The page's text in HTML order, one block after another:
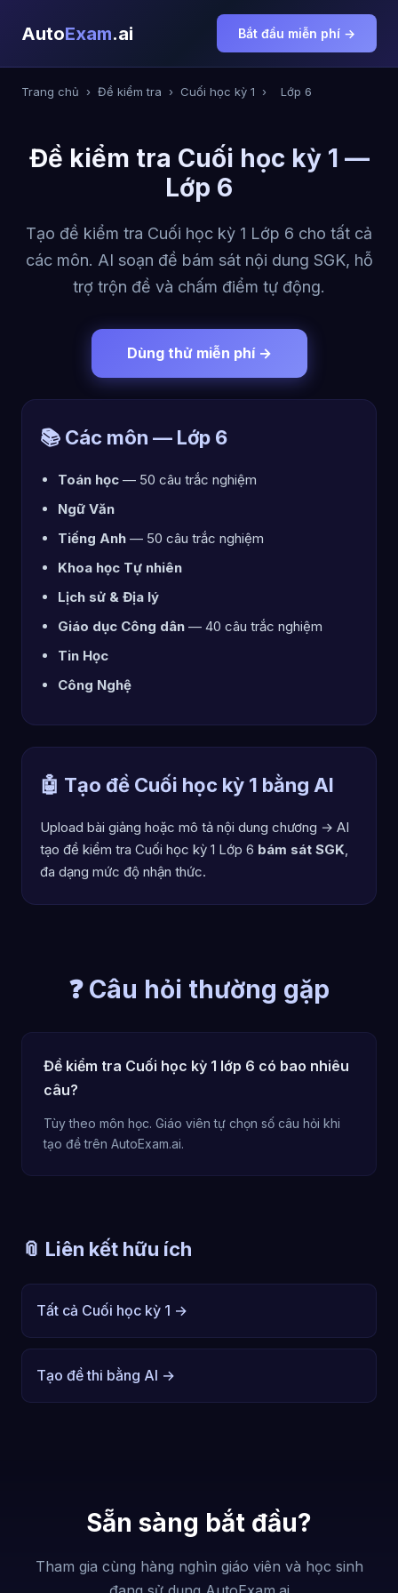
AutoExam.ai Bắt đầu miễn phí →
Trang chủ › Đề kiểm tra › Cuối học kỳ 1 › Lớp 6
Đề kiểm tra Cuối học kỳ 1 —
Lớp 6
Tạo đề kiểm tra Cuối học kỳ 1 Lớp 6 cho tất cả
các môn. AI soạn đề bám sát nội dung SGK, hỗ
trợ trộn đề và chấm điểm tự động.
Dùng thử miễn phí →
📚 Các môn — Lớp 6
Toán học — 50 câu trắc nghiệm
Ngữ Văn
Tiếng Anh — 50 câu trắc nghiệm
Khoa học Tự nhiên
Lịch sử & Địa lý
Giáo dục Công dân — 40 câu trắc nghiệm
Tin Học
Công Nghệ
🤖 Tạo đề Cuối học kỳ 1 bằng AI
Upload bài giảng hoặc mô tả nội dung chương → AI
tạo đề kiểm tra Cuối học kỳ 1 Lớp 6 bám sát SGK,
đa dạng mức độ nhận thức.
❓ Câu hỏi thường gặp
Đề kiểm tra Cuối học kỳ 1 lớp 6 có bao nhiêu
câu?
Tùy theo môn học. Giáo viên tự chọn số câu hỏi khi
tạo đề trên AutoExam.ai.
📎 Liên kết hữu ích
Tất cả Cuối học kỳ 1 →
Tạo đề thi bằng AI →
Sẵn sàng bắt đầu?
Tham gia cùng hàng nghìn giáo viên và học sinh